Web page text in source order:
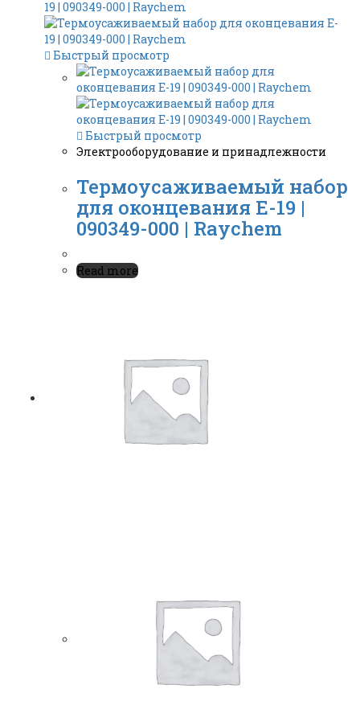
Быстрый просмотр
Быстрый просмотр
Электрооборудование и принадлежности
Термоусаживаемый набор
для оконцевания E-19 |
090349-000 | Raychem
Read more